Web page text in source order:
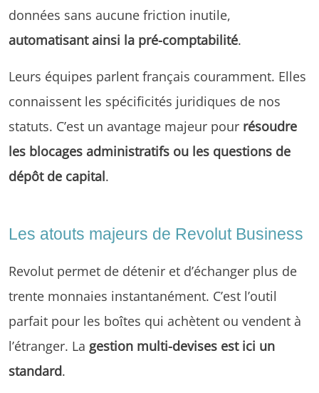
données sans aucune friction inutile,
automatisant ainsi la pré-comptabilité.
Leurs équipes parlent français couramment. Elles
connaissent les spécificités juridiques de nos
statuts. C’est un avantage majeur pour résoudre
les blocages administratifs ou les questions de
dépôt de capital.
Les atouts majeurs de Revolut Business
Revolut permet de détenir et d’échanger plus de
trente monnaies instantanément. C’est l’outil
parfait pour les boîtes qui achètent ou vendent à
l’étranger. La gestion multi-devises est ici un
standard.